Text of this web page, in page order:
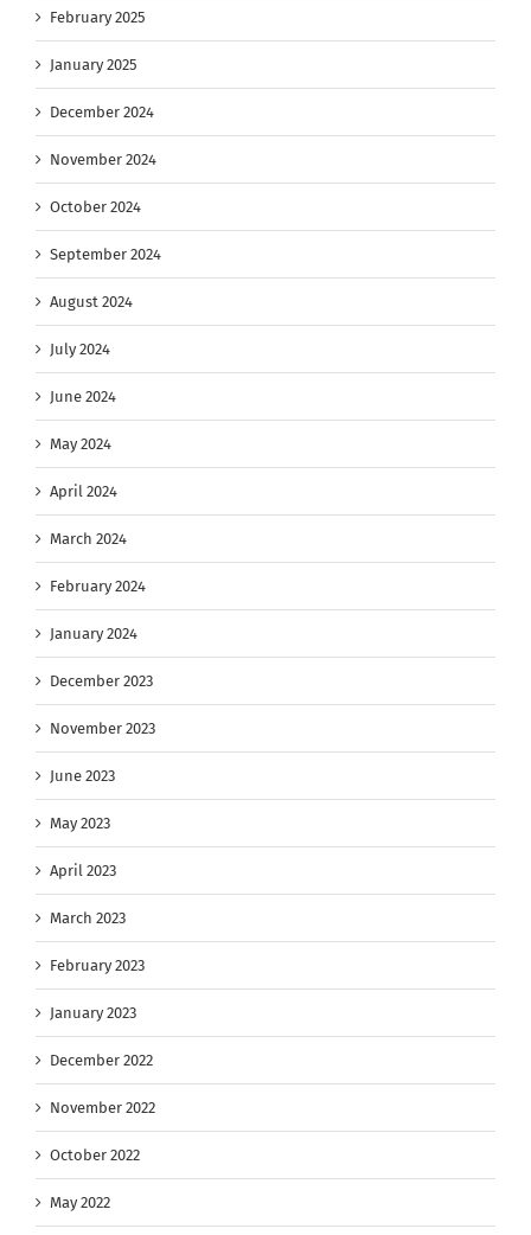
February 2025
January 2025
December 2024
November 2024
October 2024
September 2024
August 2024
July 2024
June 2024
May 2024
April 2024
March 2024
February 2024
January 2024
December 2023
November 2023
June 2023
May 2023
April 2023
March 2023
February 2023
January 2023
December 2022
November 2022
October 2022
May 2022